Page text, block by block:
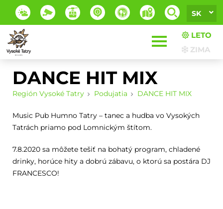
SK
LETO
ZIMA
DANCE HIT MIX
Región Vysoké Tatry Podujatia DANCE HIT MIX
Music Pub Humno Tatry – tanec a hudba vo Vysokých
Tatrách priamo pod Lomnickým štítom.
7.8.2020 sa môžete tešiť na bohatý program, chladené
drinky, horúce hity a dobrú zábavu, o ktorú sa postára DJ
FRANCESCO!